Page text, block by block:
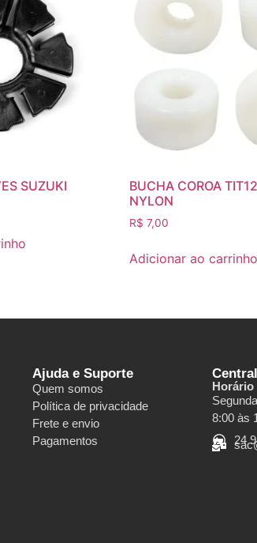
SUZUKI
BUCHA COROA
NYLON
R$ 7,00
Adicionar ao carrinho
Ajuda e Suporte
Quem somos
Política de privacidade
Frete e envio
Pagamentos
Horário
8:00 às
24